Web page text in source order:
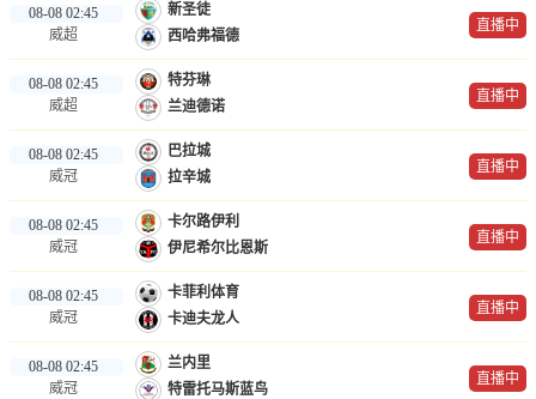
08-08 02:45
威超
新圣徒
西哈弗福德
直播中
08-08 02:45
威超
特芬琳
兰迪德诺
直播中
08-08 02:45
威冠
巴拉城
拉辛城
直播中
08-08 02:45
威冠
卡尔路伊利
伊尼希尔比恩斯
直播中
08-08 02:45
威冠
卡菲利体育
卡迪夫龙人
直播中
08-08 02:45
威冠
兰内里
特雷托马斯蓝鸟
直播中